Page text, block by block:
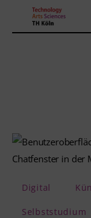
Digital
Selbststudium